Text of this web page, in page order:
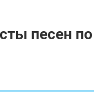
песен по